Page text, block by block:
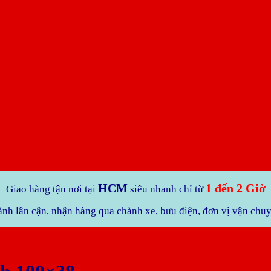
Giao hàng tận nơi tại HCMsiêu nhanh chỉ từ 1 đến 2 Giờ
lân cận, nhận hàng qua chành xe, bưu điện, đơn vị vận